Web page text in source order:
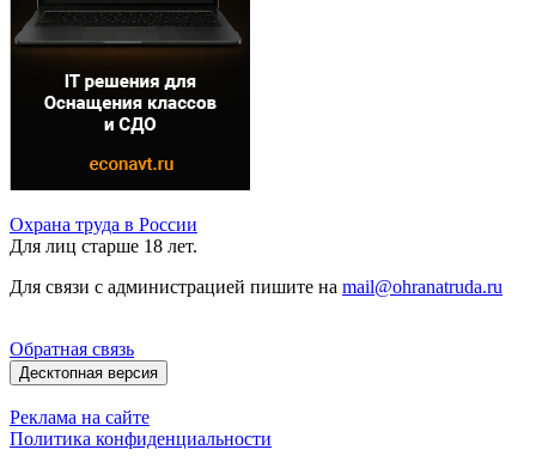
Охрана труда в России
Для лиц старше 18 лет.
Для связи с администрацией пишите на mail@ohranatruda.ru
Обратная связь
Десктопная версия
Реклама на сайте
Политика конфиденциальности